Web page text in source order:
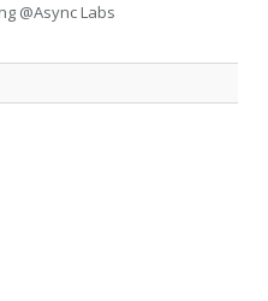
@Async Labs